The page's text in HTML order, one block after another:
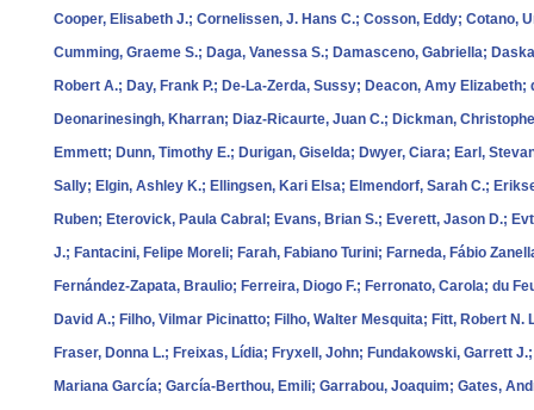
Cooper, Elisabeth J.; Cornelissen, J. Hans C.; Cosson, Eddy; Cotano,
Cumming, Graeme S.; Daga, Vanessa S.; Damasceno, Gabriella;
Robert A.; Day, Frank P.; De‐La‐Zerda, Sussy; Deacon, Amy
Deonarinesingh, Kharran; Diaz‐Ricaurte, Juan C.; Dickman,
Emmett; Dunn, Timothy E.; Durigan, Giselda; Dwyer, Ciara; Earl,
Sally; Elgin, Ashley K.; Ellingsen, Kari Elsa; Elmendorf, Sarah C.;
Ruben; Eterovick, Paula Cabral; Evans, Brian S.; Everett, Jason D.;
J.; Fantacini, Felipe Moreli; Farah, Fabiano Turini; Farneda, Fábio
Fernández‐Zapata, Braulio; Ferreira, Diogo F.; Ferronato, Carola; du
David A.; Filho, Vilmar Picinatto; Filho, Walter Mesquita; Fitt, Robert
Fraser, Donna L.; Freixas, Lídia; Fryxell, John; Fundakowski, Garrett
Mariana García; García‐Berthou, Emili; Garrabou, Joaquim; Gates,